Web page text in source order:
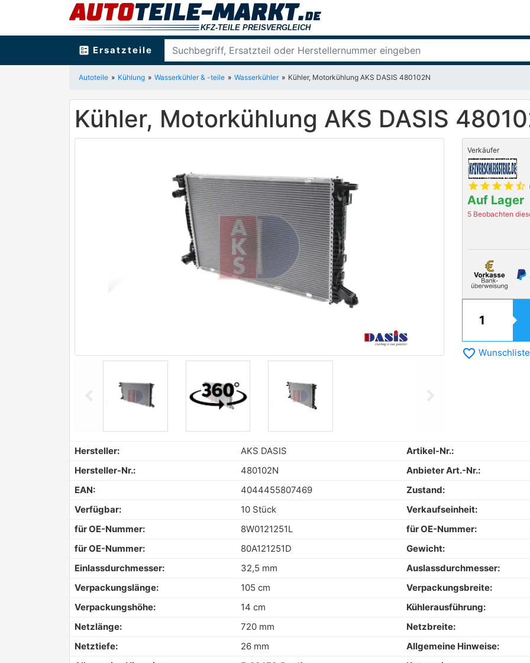
ballot Ersatzteile
Autoteile Kühlung Wasserkühler & -teile Wasserkühler Kühler, Motorkühlung AKS DASIS 480102N
Kühler, Motorkühlung AKS DASIS
Previous
Verkäufer
star star star star star_half
Auf Lager
5 Beobachten
favorite_border Wunschliste
Hersteller: AKS DASIS Artikel-Nr.:
Hersteller-Nr.:
480102N Anbieter Art.-Nr.:
EAN:
4044455807469 Zustand:
Verfügbar:
10 Stück Verkaufseinheit:
für OE-Nummer:
8W0121251L für OE-Nummer:
für OE-Nummer:
80A121251D Gewicht:
Einlassdurchmesser:
32,5 mm Auslassdurchmesser:
Verpackungslänge:
105 cm Verpackungsbreite:
Verpackungshöhe:
14 cm Kühlerausführung:
Netzlänge:
720 mm Netzbreite:
Netztiefe:
26 mm Allgemeine Hinweise: